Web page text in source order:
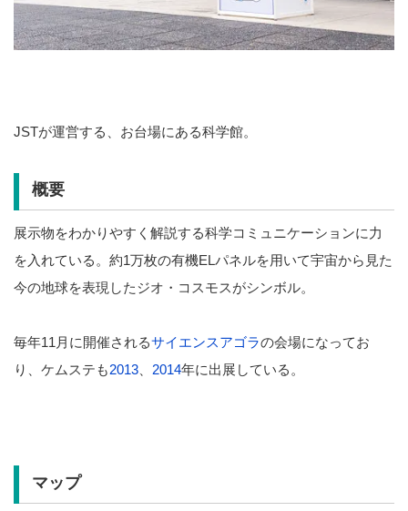
JSTが運営する、お台場にある科学館。
概要
展示物をわかりやすく解説する科学コミュニケーションに力
を入れている。約1万枚の有機ELパネルを用いて宇宙から見た
今の地球を表現したジオ・コスモスがシンボル。
毎年11月に開催されるサイエンスアゴラの会場になってお
り、ケムステも2013 2014年に出展している。
マップ